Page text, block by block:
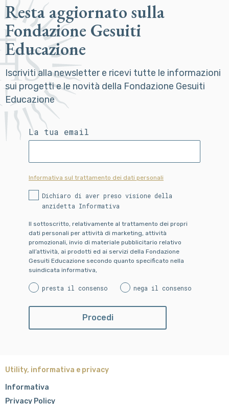
Resta aggiornato sulla
Fondazione Gesuiti
Educazione
Iscriviti alla newsletter e ricevi tutte le informazioni
sui progetti e le novità della Fondazione Gesuiti
Educazione
La tua email
Informativa sul trattamento dei dati personali
Dichiaro di aver preso visione della
anzidetta Informativa
Il sottoscritto, relativamente al trattamento dei propri
dati personali per attività di marketing, attività
promozionali, invio di materiale pubblicitario relativo
all’attività, ai prodotti ed ai servizi della Fondazione
Gesuiti Educazione secondo quanto specificato nella
suindicata informativa,
presta il consenso nega il consenso
Utility, informativa e privacy
Informativa
Privacy Policy